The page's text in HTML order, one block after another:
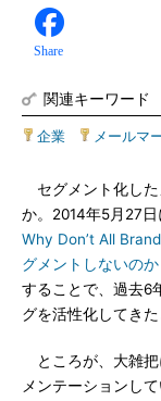
Share
関連キーワード
企業 メールマ
セグメント化した
か。2014年5月27
Why Don’t All
グメントしないのか
することで、過去6
グを活性化してきた
ところが、大雑把
メンテーションし